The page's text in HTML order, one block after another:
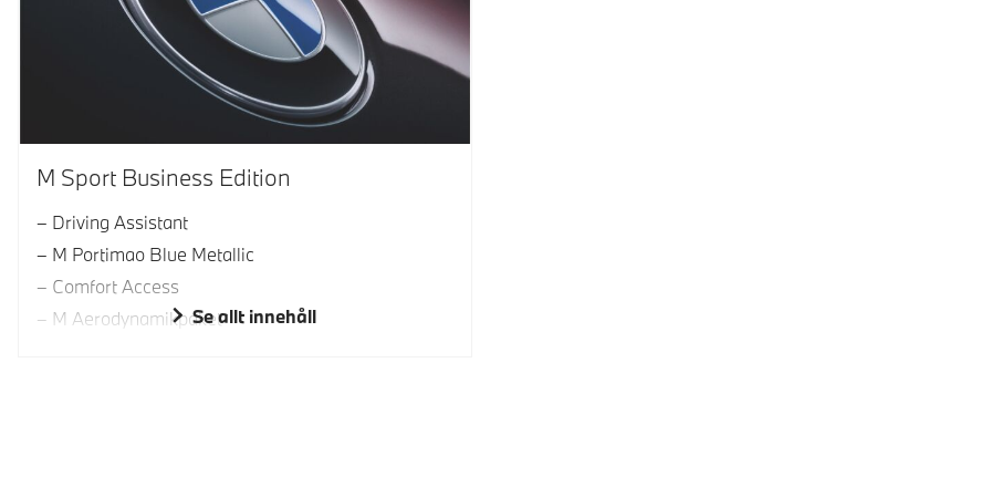
M Sport Business Edition
Driving Assistant
M Portimao Blue Metallic
Comfort Access
M AerodynamikpaketSe allt innehåll